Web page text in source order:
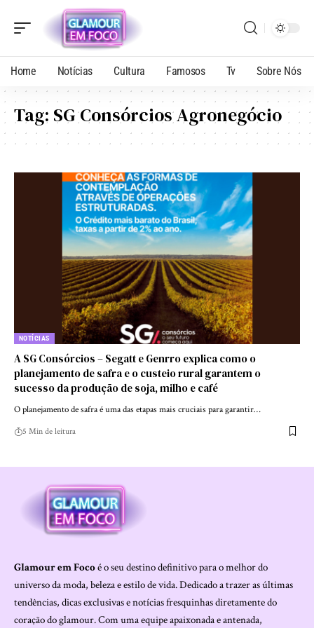
Home Notícias Cultura Famosos Tv Sobre Nós
Tag: SG Consórcios Agronegócio
NOTÍCIAS
A SG Consórcios – Segatt e Genrro explica como o
planejamento de safra e o custeio rural garantem o
sucesso da produção de soja, milho e café
O planejamento de safra é uma das etapas mais cruciais para garantir…
5 Min de leitura
Glamour em Focoé o seu destino definitivo para o melhor do
universo da moda, beleza e estilo de vida. Dedicado a trazer as últimas
tendências, dicas exclusivas e notícias fresquinhas diretamente do
coração do glamour. Com uma equipe apaixonada e antenada,